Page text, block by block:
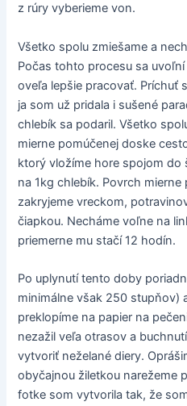
z rúry vyberieme von.
Všetko spolu zmiešame a
Počas tohto procesu sa
oveľa lepšie pracovať. Príchuť
ja som už pridala i sušené
chlebík sa podaril. Všetko
mierne pomúčenej doske
ktorý vložíme hore spojom
na 1kg chlebík. Povrch
zakryjeme vreckom,
čiapkou. Necháme voľne na
priemerne mu stačí 12 hodín.
Po uplynutí tento doby
minimálne však 250 stupňov)
preklopíme na papier na
nezažil veľa otrasov a
vytvoriť neželané diery.
obyčajnou žiletkou narežeme
fotke som vytvorila tak, že